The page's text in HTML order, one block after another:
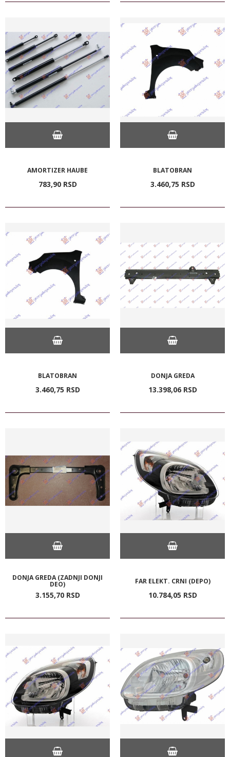
AMORTIZER HAUBE
783,90 RSD
BLATOBRAN
3.460,75 RSD
BLATOBRAN
3.460,75 RSD
DONJA GREDA
13.398,06 RSD
DONJA GREDA (ZADNJI DONJI
DEO)
3.155,70 RSD
FAR ELEKT. CRNI (DEPO)
10.784,05 RSD